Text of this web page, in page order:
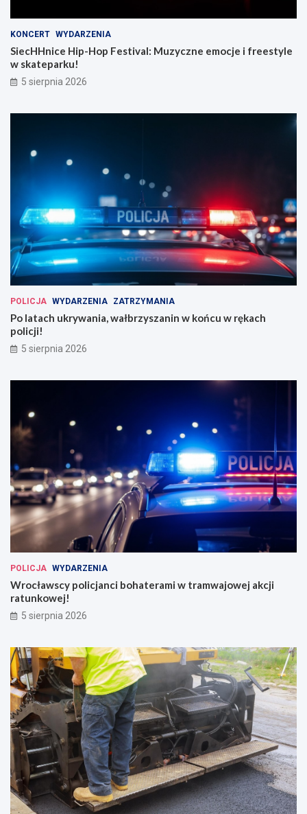
KONCERT WYDARZENIA
SiecHHnice Hip-Hop Festival: Muzyczne emocje i freestyle
w skateparku!
5 sierpnia 2026
POLICJA WYDARZENIA ZATRZYMANIA
Po latach ukrywania, wałbrzyszanin w końcu w rękach
policji!
5 sierpnia 2026
POLICJA WYDARZENIA
Wrocławscy policjanci bohaterami w tramwajowej akcji
ratunkowej!
5 sierpnia 2026